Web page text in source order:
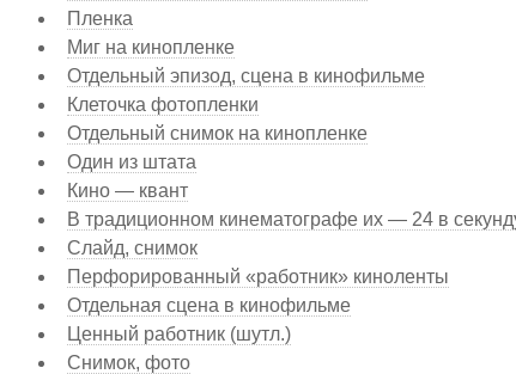
Пленка
Миг на кинопленке
Отдельный эпизод, сцена в кинофильме
Клеточка фотопленки
Отдельный снимок на кинопленке
Один из штата
Кино — квант
В традиционном кинематографе их — 24 в
Слайд, снимок
Перфорированный «работник» киноленты
Отдельная сцена в кинофильме
Ценный работник (шутл.)
Снимок, фото